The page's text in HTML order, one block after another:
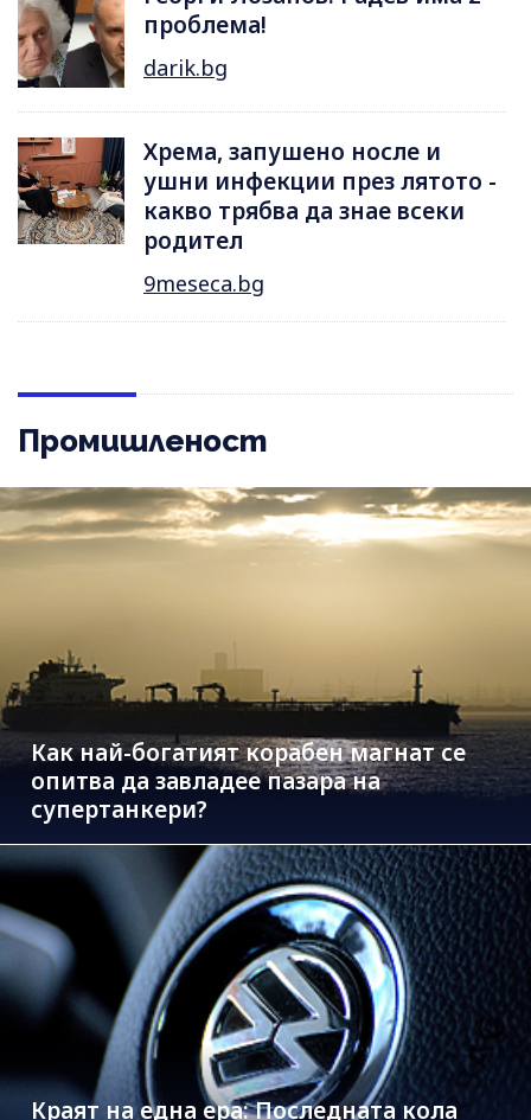
проблема!
darik.bg
Хрема, запушено носле и
ушни инфекции през лятотo -
какво трябва да знае всеки
родител
9meseca.bg
Промишленост
Как най-богатият корабен магнат се
опитва да завладее пазара на
супертанкери?
Краят на една ера: Последната кола